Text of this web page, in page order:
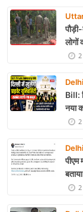
लोगों
Bill:
नया
पीएम